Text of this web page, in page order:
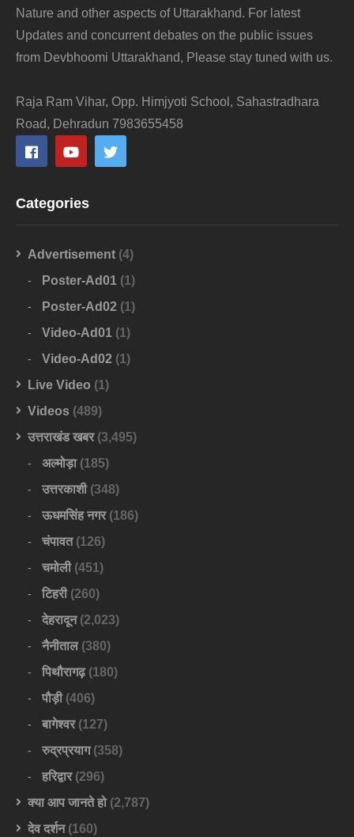
Nature and other aspects of Uttarakhand. For latest
Updates and concurrent debates on the public issues
from Devbhoomi Uttarakhand, Please stay tuned with us.
Raja Ram Vihar, Opp. Himjyoti School, Sahastradhara
Road, Dehradun 7983655458
Categories
Advertisement (4)
Poster-Ad01 (1)
Poster-Ad02 (1)
Video-Ad01 (1)
Video-Ad02 (1)
Live Video (1)
Videos (489)
उत्तराखंड खबर(3,495)
अल्मोड़ा(185)
उत्तरकाशी(348)
ऊधमसिंह नगर(186)
चंपावत(126)
चमोली(451)
टिहरी(260)
देहरादून(2,023)
नैनीताल(380)
पिथौरागढ़(180)
पौड़ी(406)
बागेश्वर(127)
रुद्रप्रयाग(358)
हरिद्वार(296)
क्या आप जानते हो(2,787)
देव दर्शन(160)